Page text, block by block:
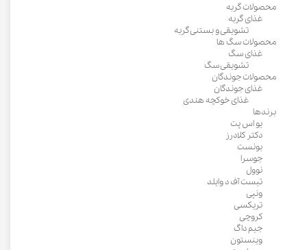
محصولات گربه
غذای گربه
تشویقی و بستنی گربه
محصولات سگ ها
غذای سگ
تشویقی سگ
محصولات جوندگان
غذای جوندگان
غذای خوکچه هندی
برندها
یو اس پت
دکتر کلادرز
بونست
جوسرا
نوول
تیست آف د وایلد
ونپی
تریکسی
کروچی
جیم داگ
وینستون